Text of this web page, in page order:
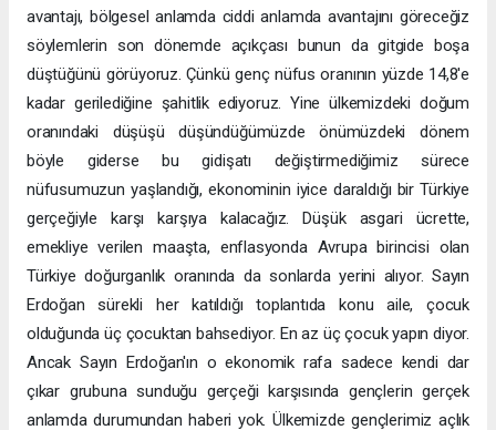
avantajı, bölgesel anlamda ciddi anlamda avantajını göreceğiz
söylemlerin son dönemde açıkçası bunun da gitgide boşa
düştüğünü görüyoruz. Çünkü genç nüfus oranının yüzde 14,8'e
kadar gerilediğine şahitlik ediyoruz. Yine ülkemizdeki doğum
oranındaki düşüşü düşündüğümüzde önümüzdeki dönem
böyle giderse bu gidişatı değiştirmediğimiz sürece
nüfusumuzun yaşlandığı, ekonominin iyice daraldığı bir Türkiye
gerçeğiyle karşı karşıya kalacağız. Düşük asgari ücrette,
emekliye verilen maaşta, enflasyonda Avrupa birincisi olan
Türkiye doğurganlık oranında da sonlarda yerini alıyor. Sayın
Erdoğan sürekli her katıldığı toplantıda konu aile, çocuk
olduğunda üç çocuktan bahsediyor. En az üç çocuk yapın diyor.
Ancak Sayın Erdoğan'ın o ekonomik rafa sadece kendi dar
çıkar grubuna sunduğu gerçeği karşısında gençlerin gerçek
anlamda durumundan haberi yok. Ülkemizde gençlerimiz açlık